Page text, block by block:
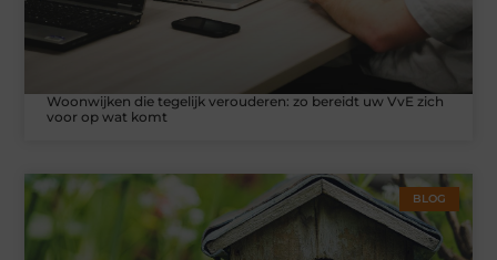
Woonwijken die tegelijk verouderen: zo bereidt uw VvE zich
voor op wat komt
BLOG